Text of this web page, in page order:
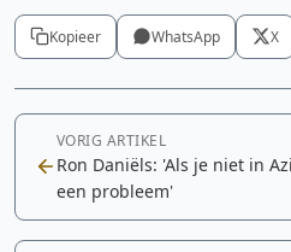
Kopieer WhatsApp X
VORIG ARTIKEL
Ron Daniëls: 'Als je niet in
een probleem'